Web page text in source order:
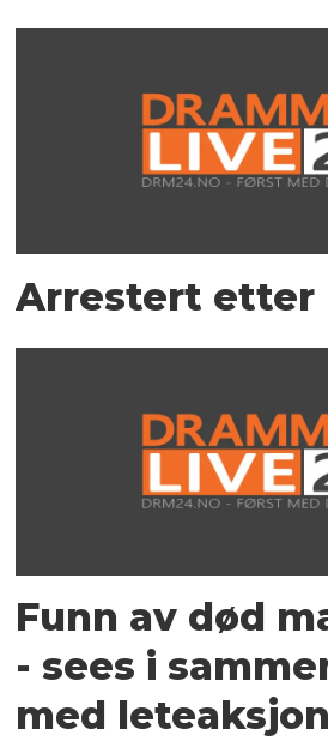
Arrestert etter
Funn av død
- sees i
med leteaksjon